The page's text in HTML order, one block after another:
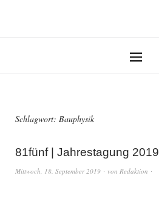
Schlagwort: Bauphysik
81fünf | Jahrestagung 2019
Mittwoch, 18. September 2019 von Redaktion